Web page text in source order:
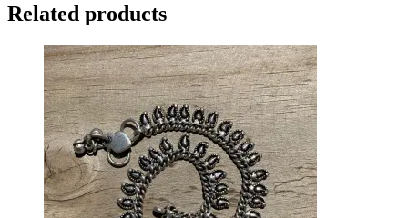
Related products